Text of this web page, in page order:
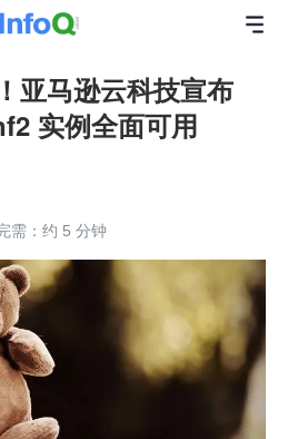
亚马逊云科技宣布
实例全面可用
需：约 5 分钟